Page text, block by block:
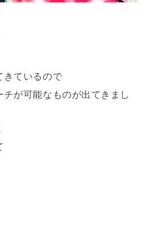
きているので
が可能なものが出てきまし